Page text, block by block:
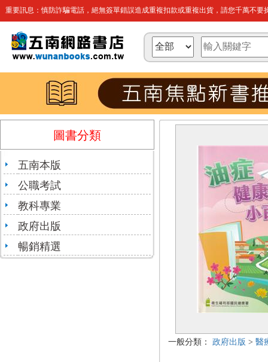
重要訊息：慎防詐騙電話，絕無簽單錯誤造成重複扣款或重複出貨，請您千萬不要
圖書分類
五南本版
公職考試
教科專業
政府出版
暢銷精選
一般分類： 政府出版 > 醫